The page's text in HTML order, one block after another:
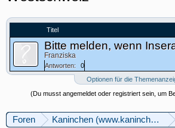
Titel
Bitte melden, wenn
Franziska
Antworten: 0
Optionen für die
(Du musst angemeldet oder registriert sein, um
Foren Kaninchen